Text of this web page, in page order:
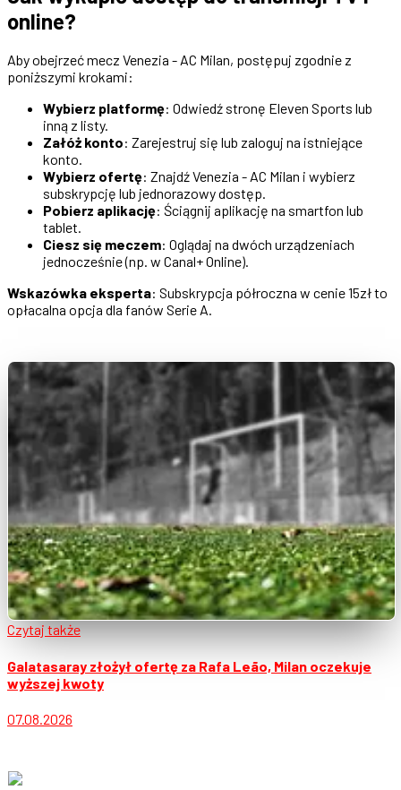
online?
Aby obejrzeć mecz Venezia - AC Milan, postępuj zgodnie z
poniższymi krokami:
Wybierz platformę: Odwiedź stronę Eleven Sports lub
inną z listy.
Załóż konto: Zarejestruj się lub zaloguj na istniejące
konto.
Wybierz ofertę: Znajdź Venezia - AC Milan i wybierz
subskrypcję lub jednorazowy dostęp.
Pobierz aplikację: Ściągnij aplikację na smartfon lub
tablet.
Ciesz się meczem: Oglądaj na dwóch urządzeniach
jednocześnie (np. w Canal+ Online).
Wskazówka eksperta: Subskrypcja półroczna w cenie 15zł to
opłacalna opcja dla fanów Serie A.
Czytaj także
Galatasaray złożył ofertę za Rafa Leão, Milan oczekuje
wyższej kwoty
07.08.2026